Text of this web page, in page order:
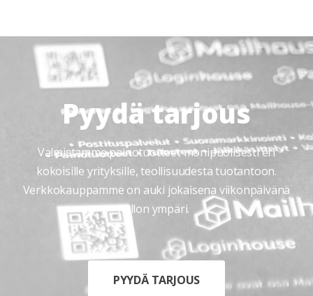
Pyydä tarjous
Valmistamme painotuotteet monipuolisesti eri
kokoisille yrityksille, teollisuudesta tuotantoon.
Verkkokauppamme on auki jokaisena viikonpäivänä
kellon ympäri.
PYYDÄ TARJOUS